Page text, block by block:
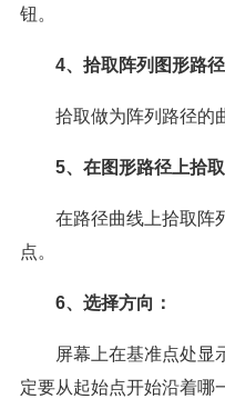
钮。
4、拾取阵列图形路径
拾取做为阵列路径的
5、在图形路径上拾
在路径曲线上拾取阵
点。
6、选择方向：
屏幕上在基准点处显
定要从起始点开始沿着哪